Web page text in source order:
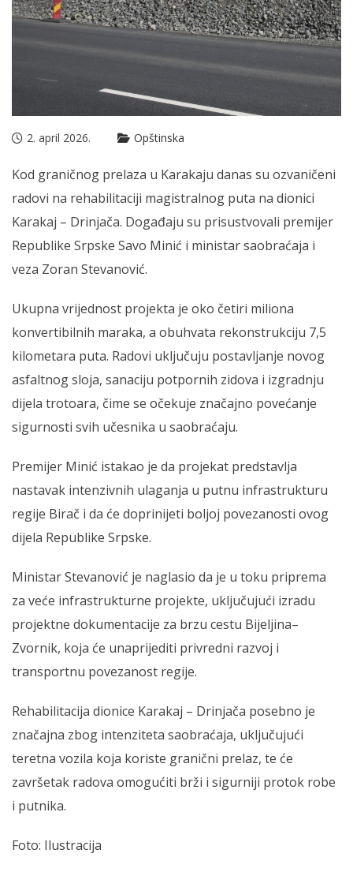
2. april 2026. Opštinska
Kod graničnog prelaza u Karakaju danas su ozvaničeni
radovi na rehabilitaciji magistralnog puta na dionici
Karakaj – Drinjača. Događaju su prisustvovali premijer
Republike Srpske Savo Minić i ministar saobraćaja i
veza Zoran Stevanović.
Ukupna vrijednost projekta je oko četiri miliona
konvertibilnih maraka, a obuhvata rekonstrukciju 7,5
kilometara puta. Radovi uključuju postavljanje novog
asfaltnog sloja, sanaciju potpornih zidova i izgradnju
dijela trotoara, čime se očekuje značajno povećanje
sigurnosti svih učesnika u saobraćaju.
Premijer Minić istakao je da projekat predstavlja
nastavak intenzivnih ulaganja u putnu infrastrukturu
regije Birač i da će doprinijeti boljoj povezanosti ovog
dijela Republike Srpske.
Ministar Stevanović je naglasio da je u toku priprema
za veće infrastrukturne projekte, uključujući izradu
projektne dokumentacije za brzu cestu Bijeljina–
Zvornik, koja će unaprijediti privredni razvoj i
transportnu povezanost regije.
Rehabilitacija dionice Karakaj – Drinjača posebno je
značajna zbog intenziteta saobraćaja, uključujući
teretna vozila koja koriste granični prelaz, te će
završetak radova omogućiti brži i sigurniji protok robe
i putnika.
Foto: Ilustracija